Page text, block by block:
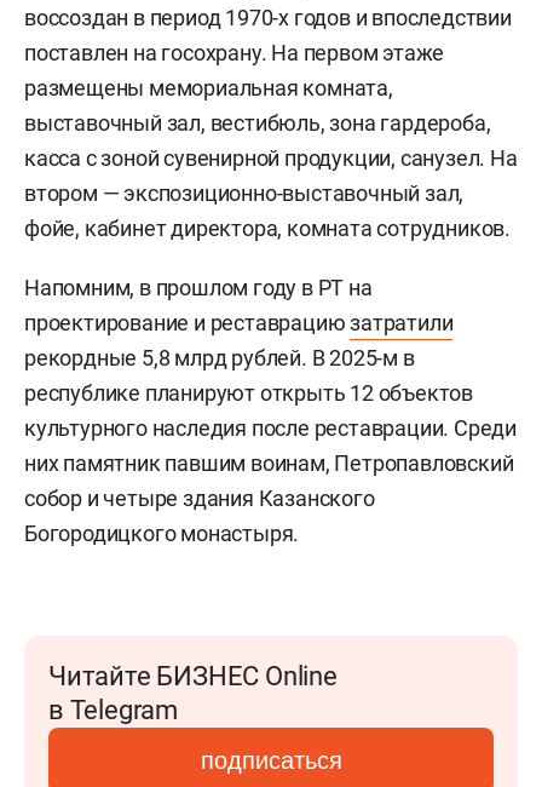
воссоздан в период 1970-х годов и впоследствии
поставлен на госохрану. На первом этаже
размещены мемориальная комната,
выставочный зал, вестибюль, зона гардероба,
касса с зоной сувенирной продукции, санузел. На
втором — экспозиционно-выставочный зал,
фойе, кабинет директора, комната сотрудников.
Напомним, в прошлом году в РТ на
проектирование и реставрациюзатратили
рекордные 5,8 млрд рублей. В 2025-м в
республике планируют открыть 12 объектов
культурного наследия после реставрации. Среди
них памятник павшим воинам, Петропавловский
собор и четыре здания Казанского
Богородицкого монастыря.
Читайте БИЗНЕС Online
в Telegram
подписаться